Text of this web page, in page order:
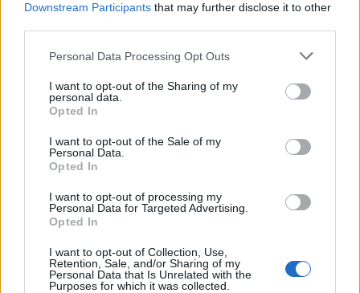
Downstream Participants that may further disclose it to other
Please note that this website/app uses one or more Google
not limited to your visit or usage behaviour. You may click to
grant or deny consent to Google and its third-party tags to
use your data for below specified purposes in below Google
consent section.
Personal Data Processing Opt Outs
I want to opt-out of the Sharing of my
personal data.
Opted In
I want to opt-out of the Sale of my
Personal Data.
Opted In
I want to opt-out of processing my
Personal Data for Targeted Advertising.
Opted In
I want to opt-out of Collection, Use,
Retention, Sale, and/or Sharing of my
Personal Data that Is Unrelated with the
Purposes for which it was collected.